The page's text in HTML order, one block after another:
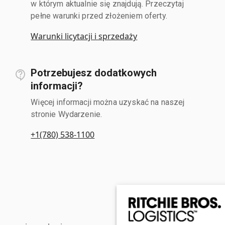
w którym aktualnie się znajdują. Przeczytaj
pełne warunki przed złożeniem oferty.
Warunki licytacji i sprzedaży
Potrzebujesz dodatkowych
informacji?
Więcej informacji można uzyskać na naszej
stronie Wydarzenie.
+1(780) 538-1100